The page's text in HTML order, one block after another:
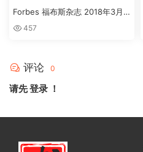
Forbes 福布斯杂志 2018年3月
刊下载
457
评论 0
请先登录 ！